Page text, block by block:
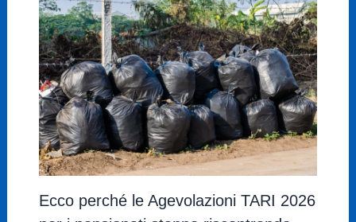
Ecco perché le Agevolazioni TARI 2026